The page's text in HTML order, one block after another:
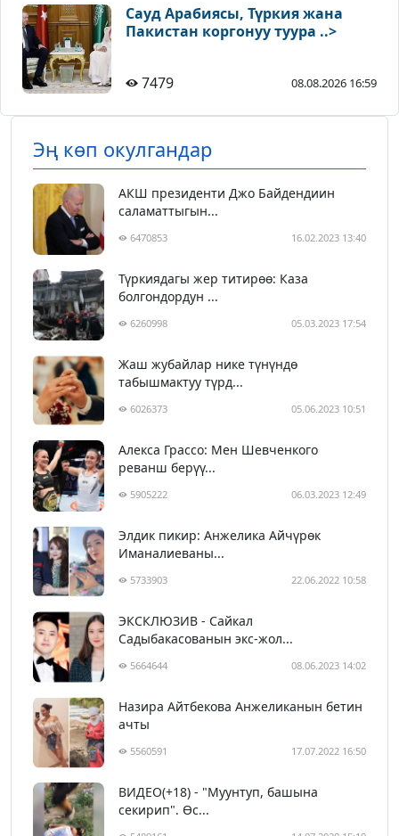
Сауд Арабиясы, Түркия жана
Пакистан коргонуу туура ..>
7479 08.08.2026 16:59
Эң көп окулгандар
АКШ президенти Джо Байдендиин
саламаттыгын...
6470853 16.02.2023 13:40
Түркиядагы жер титирөө: Каза
болгондордун ...
6260998 05.03.2023 17:54
Жаш жубайлар нике түнүндө
табышмактуу түрд...
6026373 05.06.2023 10:51
Алекса Грассо: Мен Шевченкого
реванш берүү...
5905222 06.03.2023 12:49
Элдик пикир: Анжелика Айчүрөк
Иманалиеваны...
5733903 22.06.2022 10:58
ЭКСКЛЮЗИВ - Сайкал
Садыбакасованын экс-жол...
5664644 08.06.2023 14:02
Назира Айтбекова Анжеликанын бетин
ачты
5560591 17.07.2022 16:50
ВИДЕО(+18) - "Муунтуп, башына
секирип". Өс...